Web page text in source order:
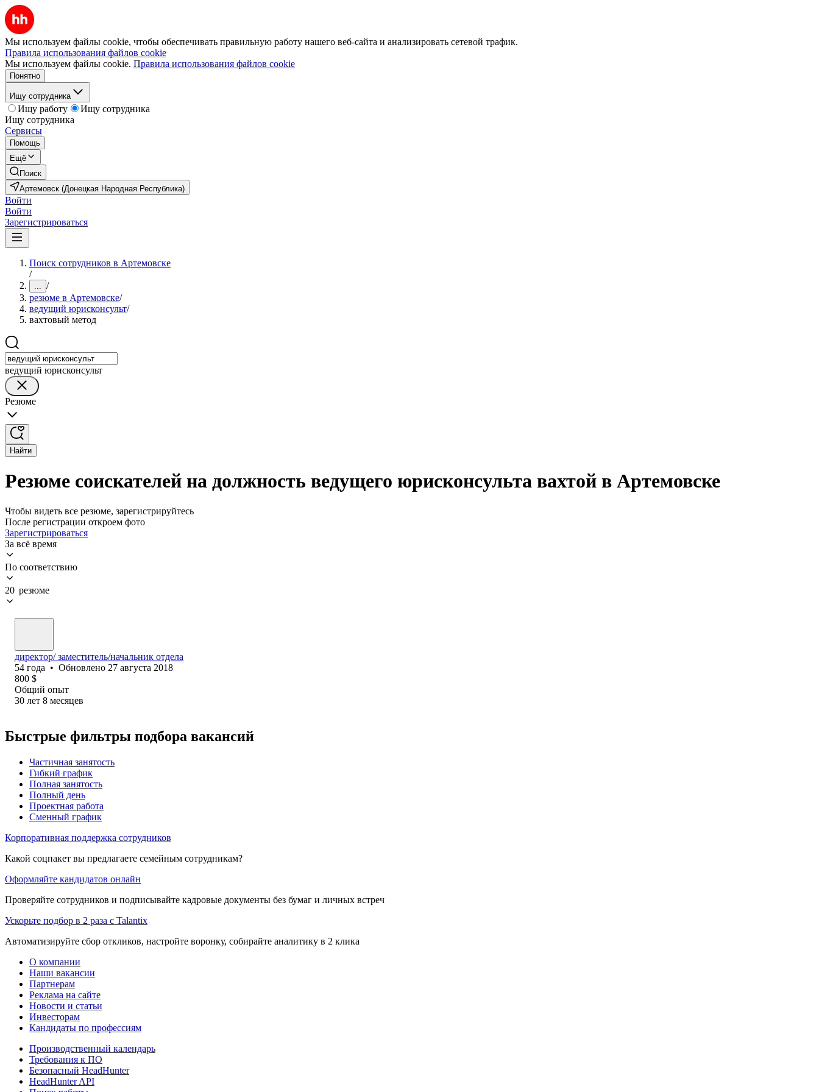
Мы используем файлы cookie, чтобы обеспечивать правильную работу нашего веб-сайта и анализировать сетевой трафик.
Правила использования файлов cookie
Мы используем файлы cookie. Правила использования файлов cookie
Понятно
Ищу сотрудника
Ищу работу
Ищу сотрудника
Ищу сотрудника
Сервисы
Помощь
Ещё
Поиск
Артемовск (Донецкая Народная Республика)
Войти
Войти
Зарегистрироваться
Поиск сотрудников в Артемовске
/
... /
резюме в Артемовске/
ведущий юрисконсульт/
вахтовый метод
ведущий юрисконсульт
Резюме
Найти
Резюме соискателей на должность ведущего юрисконсульта вахтой в Артемовске
Чтобы видеть все резюме, зарегистрируйтесь
После регистрации откроем фото
Зарегистрироваться
За всё время
По соответствию
20 резюме
директор/ заместитель/начальник отдела
54 года • Обновлено 27 августа 2018
800 $
Общий опыт
30 лет 8 месяцев
Быстрые фильтры подбора вакансий
Частичная занятость
Гибкий график
Полная занятость
Полный день
Проектная работа
Сменный график
Корпоративная поддержка сотрудников
Какой соцпакет вы предлагаете семейным сотрудникам?
Оформляйте кандидатов онлайн
Проверяйте сотрудников и подписывайте кадровые документы без бумаг и личных встреч
Ускорьте подбор в 2 раза с Talantix
Автоматизируйте сбор откликов, настройте воронку, собирайте аналитику в 2 клика
О компании
Наши вакансии
Партнерам
Реклама на сайте
Новости и статьи
Инвесторам
Кандидаты по профессиям
Производственный календарь
Требования к ПО
Безопасный HeadHunter
HeadHunter API